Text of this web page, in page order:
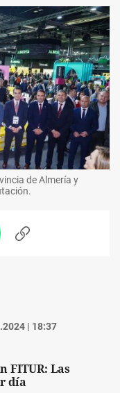
de Almería y
Copiar
| 18:37
FITUR: Las
día